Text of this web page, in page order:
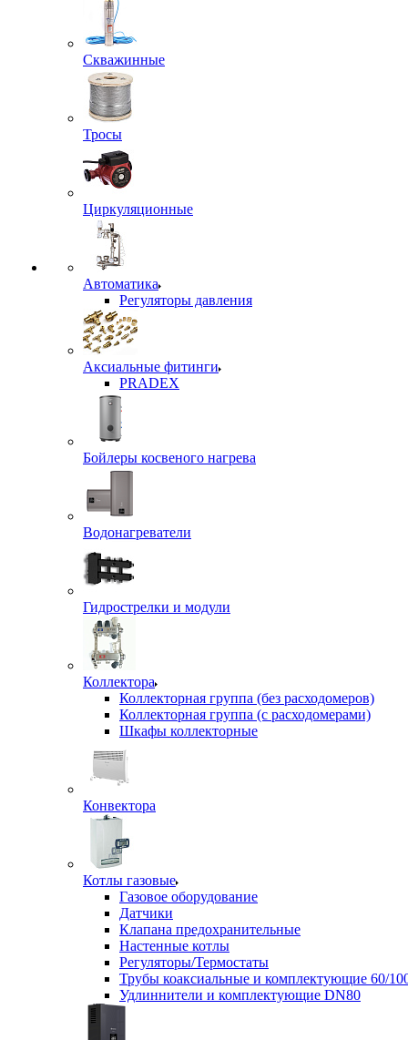
Скважинные
Тросы
Циркуляционные
Автоматика
Регуляторы давления
Аксиальные фитинги
PRADEX
Бойлеры косвеного нагрева
Водонагреватели
Гидрострелки и модули
Коллектора
Коллекторная группа (без расходомеров)
Коллекторная группа (с расходомерами)
Шкафы коллекторные
Конвектора
Котлы газовые
Газовое оборудование
Датчики
Клапана предохранительные
Настенные котлы
Регуляторы/Термостаты
Трубы коаксиальные и комплектующие 60/
Удлиннители и комплектующие DN80